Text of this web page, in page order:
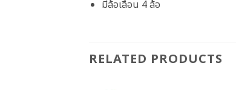
มีล้อเลื่อน 4 ล้อ
RELATED PRODUCTS